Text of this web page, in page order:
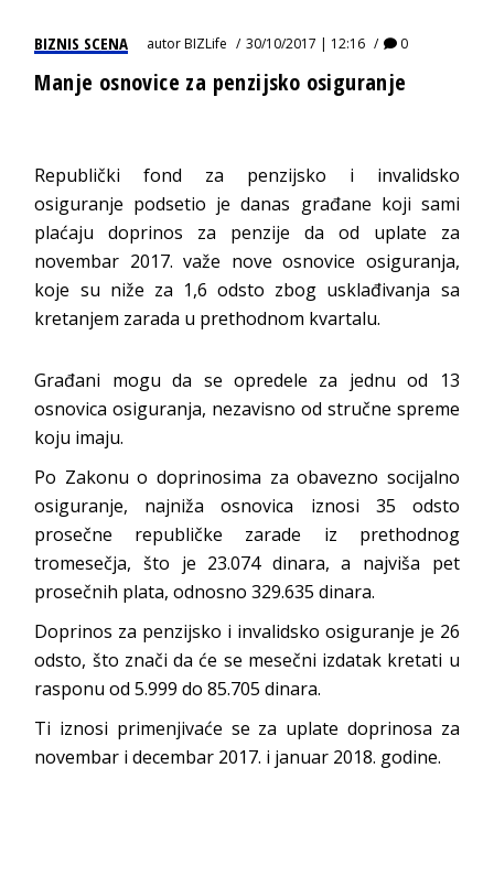
BIZNIS SCENA autorBIZLife 30/10/2017 | 12:16 0
Manje osnovice za penzijsko osiguranje
Republički fond za penzijsko i invalidsko
osiguranje podsetio je danas građane koji sami
plaćaju doprinos za penzije da od uplate za
novembar 2017. važe nove osnovice osiguranja,
koje su niže za 1,6 odsto zbog usklađivanja sa
kretanjem zarada u prethodnom kvartalu.
Građani mogu da se opredele za jednu od 13
osnovica osiguranja, nezavisno od stručne spreme
koju imaju.
Po Zakonu o doprinosima za obavezno socijalno
osiguranje, najniža osnovica iznosi 35 odsto
prosečne republičke zarade iz prethodnog
tromesečja, što je 23.074 dinara, a najviša pet
prosečnih plata, odnosno 329.635 dinara.
Doprinos za penzijsko i invalidsko osiguranje je 26
odsto, što znači da će se mesečni izdatak kretati u
rasponu od 5.999 do 85.705 dinara.
Ti iznosi primenjivaće se za uplate doprinosa za
novembar i decembar 2017. i januar 2018. godine.